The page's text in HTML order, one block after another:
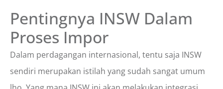
Pentingnya INSW Dalam
Proses Impor
Dalam perdagangan internasional, tentu saja INSW
sendiri merupakan istilah yang sudah sangat umum